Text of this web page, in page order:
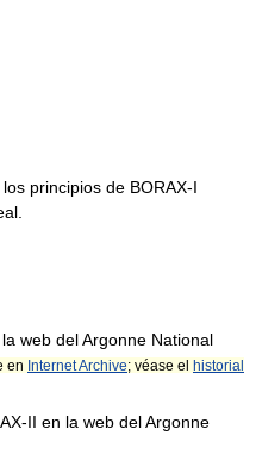
principios de BORAX-I
web del Argonne National
en Internet Archive; véase el historial
II en la web del Argonne